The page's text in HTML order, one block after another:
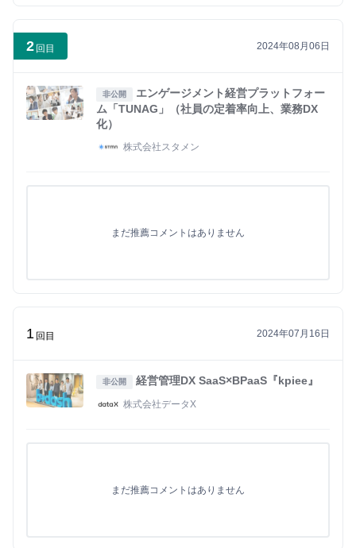
2 回目 2024年08月06日
非公開
エンゲージメント経営プラットフォー
ム「TUNAG」（社員の定着率向上、業務DX
化）
株式会社スタメン
まだ推薦コメントはありません
1 回目 2024年07月16日
非公開 経営管理DX SaaS×BPaaS『kpiee』
株式会社データX
まだ推薦コメントはありません